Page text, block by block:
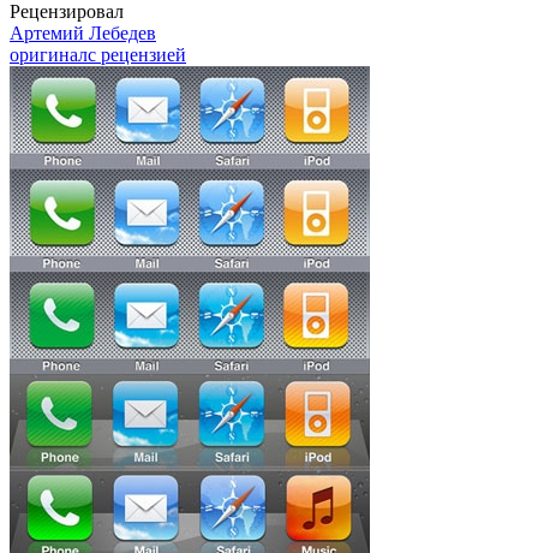
Рецензировал
Артемий Лебедев
оригиналс рецензией